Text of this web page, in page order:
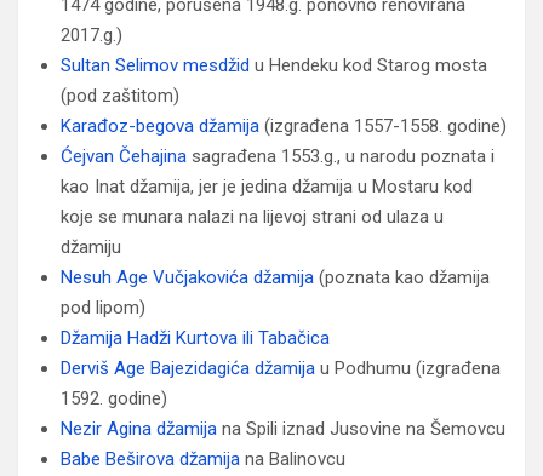
1474 godine, porušena 1948.g. ponovno renovirana
2017.g.)
Sultan Selimov mesdžid u Hendeku kod Starog mosta
(pod zaštitom)
Karađoz-begova džamija (izgrađena 1557-1558. godine)
Ćejvan Čehajina sagrađena 1553.g., u narodu poznata i
kao Inat džamija, jer je jedina džamija u Mostaru kod
koje se munara nalazi na lijevoj strani od ulaza u
džamiju
Nesuh Age Vučjakovića džamija (poznata kao džamija
pod lipom)
Džamija Hadži Kurtova ili Tabačica
Derviš Age Bajezidagića džamija u Podhumu (izgrađena
1592. godine)
Nezir Agina džamija na Spili iznad Jusovine na Šemovcu
Babe Beširova džamija na Balinovcu